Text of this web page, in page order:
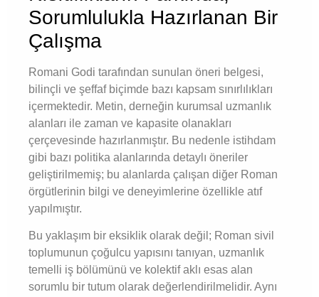
Sorumlulukla Hazırlanan Bir
Çalışma
Romani Godi tarafından sunulan öneri belgesi,
bilinçli ve şeffaf biçimde bazı kapsam sınırlılıkları
içermektedir. Metin, derneğin kurumsal uzmanlık
alanları ile zaman ve kapasite olanakları
çerçevesinde hazırlanmıştır. Bu nedenle istihdam
gibi bazı politika alanlarında detaylı öneriler
geliştirilmemiş; bu alanlarda çalışan diğer Roman
örgütlerinin bilgi ve deneyimlerine özellikle atıf
yapılmıştır.
Bu yaklaşım bir eksiklik olarak değil; Roman sivil
toplumunun çoğulcu yapısını tanıyan, uzmanlık
temelli iş bölümünü ve kolektif aklı esas alan
sorumlu bir tutum olarak değerlendirilmelidir. Aynı